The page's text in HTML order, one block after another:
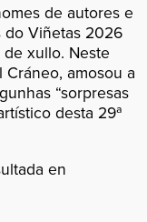
de autores e
do Viñetas 2026
xullo. Neste
amosou a
“sorpresas
desta 29ª
en